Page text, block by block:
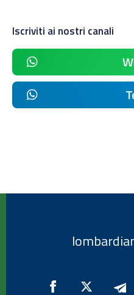
Iscriviti ai nostri canali